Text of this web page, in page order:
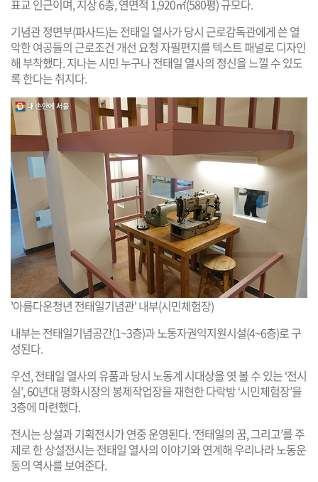
표교 인근이며, 지상 6층, 연면적 1,920㎡(580평) 규모다.
기념관 정면부(파사드)는 전태일 열사가 당시 근로감독관에게 쓴 열
악한 여공들의 근로조건 개선 요청 자필편지를 텍스트 패널로 디자인
해 부착했다. 지나는 시민 누구나 전태일 열사의 정신을 느낄 수 있도
록 한다는 취지다.
'아름다운청년 전태일기념관' 내부(시민체험장)
내부는 전태일기념공간(1~3층)과 노동자권익지원시설(4~6층)로 구
성된다.
우선, 전태일 열사의 유품과 당시 노동계 시대상을 엿 볼 수 있는 ‘전시
실’, 60년대 평화시장의 봉제작업장을 재현한 다락방 ‘시민체험장’을
3층에 마련했다.
전시는 상설과 기획전시가 연중 운영된다. ‘전태일의 꿈, 그리고’를 주
제로 한 상설전시는 전태일 열사의 이야기와 연계해 우리나라 노동운
동의 역사를 보여준다.